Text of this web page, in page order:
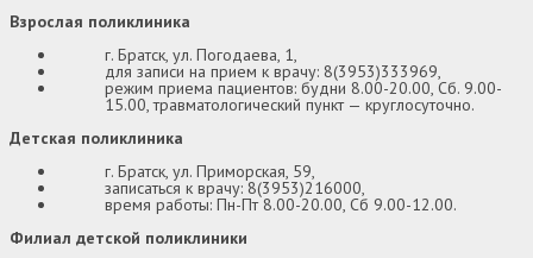
Взрослая поликлиника
г. Братск, ул. Погодаева, 1,
для записи на прием к врачу: 8(3953)333969,
режим приема пациентов: будни 8.00-20.00, Сб. 9.00-
15.00, травматологический пункт — круглосуточно.
Детская поликлиника
г. Братск, ул. Приморская, 59,
записаться к врачу: 8(3953)216000,
время работы: Пн-Пт 8.00-20.00, Сб 9.00-12.00.
Филиал детской поликлиники